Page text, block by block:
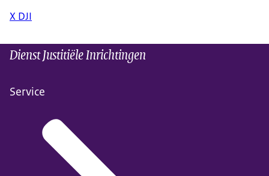
X DJI
Dienst Justitiële Inrichtingen
Service